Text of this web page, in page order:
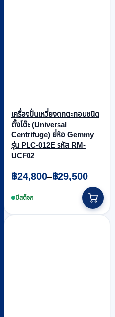
เครื่องปั่นเหวี่ยงตกตะกอนชนิด
ตั้งโต๊ะ (Universal
Centrifuge) ยี่ห้อ Gemmy
รุ่น PLC-012E รหัส RM-
UCF02
฿24,800–฿29,500
Price
range:
฿24,800
มีสต็อก
product